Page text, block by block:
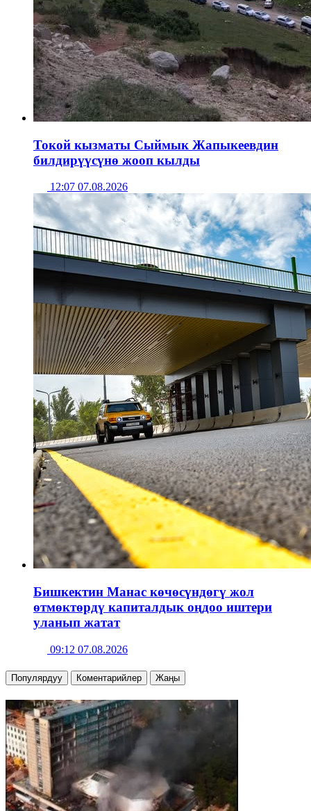
Токой кызматы Сыймык Жапыкеевдин
билдирүүсүнө жооп кылды
12:07 07.08.2026
Бишкектин Манас көчөсүндөгү жол
өтмөктөрдү капиталдык оңдоо иштери
уланып жатат
09:12 07.08.2026
Популярдуу Коментарийлер Жаңы